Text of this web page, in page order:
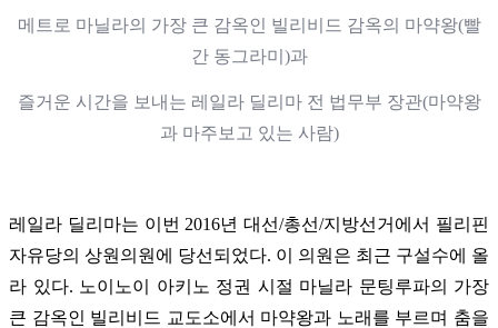
메트로 마닐라의 가장 큰 감옥인 빌리비드 감옥의 마약왕(빨
간 동그라미)과
즐거운 시간을 보내는 레일라 딜리마 전 법무부 장관(마약왕
과 마주보고 있는 사람)
레일라 딜리마는 이번 2016년 대선/총선/지방선거에서 필리핀
자유당의 상원의원에 당선되었다. 이 의원은 최근 구설수에 올
라 있다. 노이노이 아키노 정권 시절 마닐라 문팅루파의 가장
큰 감옥인 빌리비드 교도소에서 마약왕과 노래를 부르며 춤을